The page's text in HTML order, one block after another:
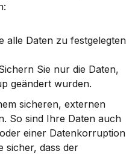
alle Daten zu festgelegten
Sie nur die Daten,
geändert wurden.
sicheren, externen
So sind Ihre Daten auch
einer Datenkorruption
sicher, dass der